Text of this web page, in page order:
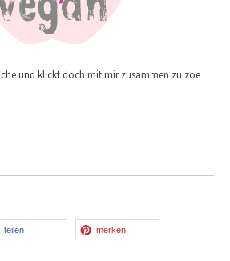
und klickt doch mit mir zusammen zu zoe
teilen merken